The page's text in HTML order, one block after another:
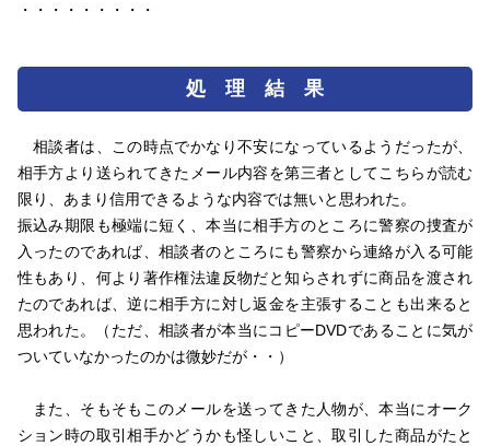
・・・・・・・・・
処 理 結 果
相談者は、この時点でかなり不安になっているようだったが、
相手方より送られてきたメール内容を第三者としてこちらが読む
限り、あまり信用できるような内容では無いと思われた。
振込み期限も極端に短く、本当に相手方のところに警察の捜査が
入ったのであれば、相談者のところにも警察から連絡が入る可能
性もあり、何より著作権法違反物だと知らされずに商品を渡され
たのであれば、逆に相手方に対し返金を主張することも出来ると
思われた。（ただ、相談者が本当にコピーDVDであることに気が
ついていなかったのかは微妙だが・・）
また、そもそもこのメールを送ってきた人物が、本当にオーク
ション時の取引相手かどうかも怪しいこと、取引した商品がたと